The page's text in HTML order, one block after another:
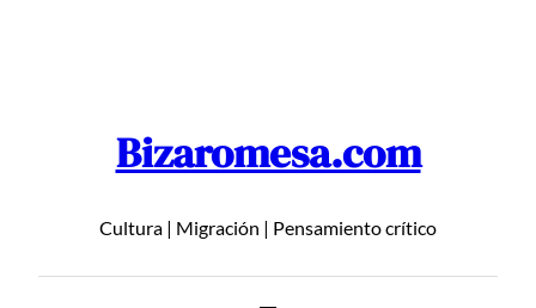
Bizaromesa.com
Cultura | Migración | Pensamiento crítico